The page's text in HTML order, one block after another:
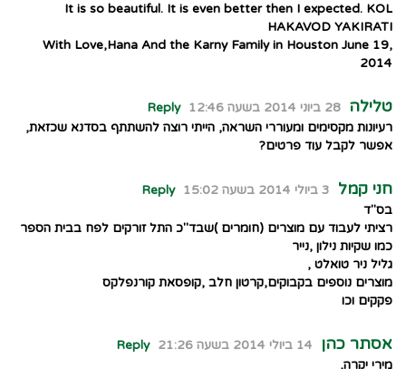
It is so beautiful. It is even better then I expected. KOL
HAKAVOD YAKIRATI
With Love,Hana And the Karny Family in Houston June 19,
2014
טלילה 28 ביוני 2014 בשעה 12:46
Reply
רעיונות מקסימים ומעוררי השראה, הייתי רוצה להשתתף בסדנא שכזאת,
אפשר לקבל עוד פרטים?
חני קמל 3 ביולי 2014 בשעה 15:02
Reply
בס"ד
רציתי לעבוד עם מוצרים (חומרים )שבד"כ התל זורקים לפח בבית הספר
כמו שקיות נילון ,נייר
גליל ניר טואלט ,
מוצרים נוספים בקבוקים,קרטון חלב ,קופסאת קורנפלקס
פקקים וכו
אסתר כהן 14 ביולי 2014 בשעה 21:26
Reply
מירי יקרה,